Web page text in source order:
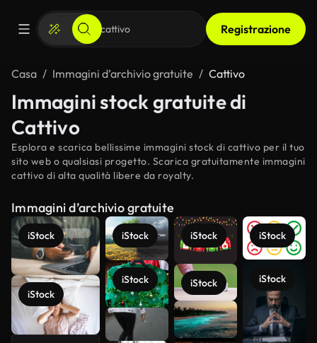
Registrazione
Casa Immagini d’archivio gratuite Cattivo
Immagini stock gratuite di
Cattivo
Esplora e scarica bellissime immagini stock di cattivo per il tuo
sito web o qualsiasi progetto. Scarica gratuitamente immagini
cattivo di alta qualità libere da royalty.
Immagini d’archivio gratuite
iStock
iStock
iStock
iStock
iStock
iStock
iStock
iStock